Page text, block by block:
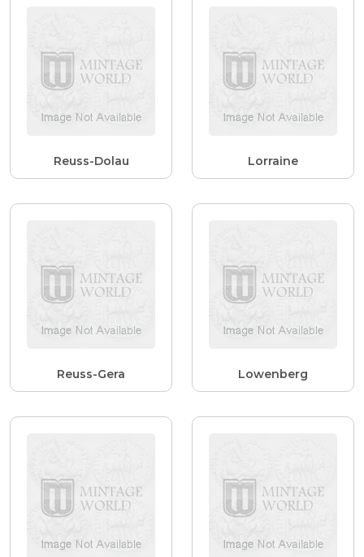
Reuss-Dolau Lorraine
Reuss-Gera Lowenberg